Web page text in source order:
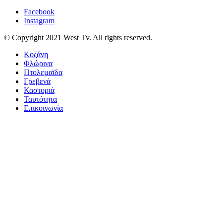
Facebook
Instagram
© Copyright 2021 West Tv. All rights reserved.
Κοζάνη
Φλώρινα
Πτολεμαϊδα
Γρεβενά
Καστοριά
Ταυτότητα
Επικοινωνία